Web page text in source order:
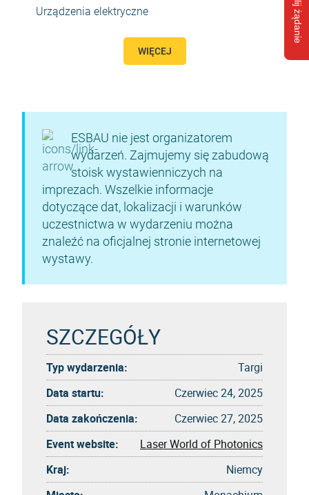
Wyślij żądanie
Urządzenia elektryczne
WIĘCEJ
ESBAU nie jest organizatorem
wydarzeń. Zajmujemy się zabudową
stoisk wystawienniczych na
imprezach. Wszelkie informacje
dotyczące dat, lokalizacji i warunków
uczestnictwa w wydarzeniu można
znaleźć na oficjalnej stronie internetowej
wystawy.
SZCZEGÓŁY
Typ wydarzenia:
Targi
Data startu:
Czerwiec 24, 2025
Data zakończenia:
Czerwiec 27, 2025
Event website:
Laser World of Photonics
Kraj:
Niemcy